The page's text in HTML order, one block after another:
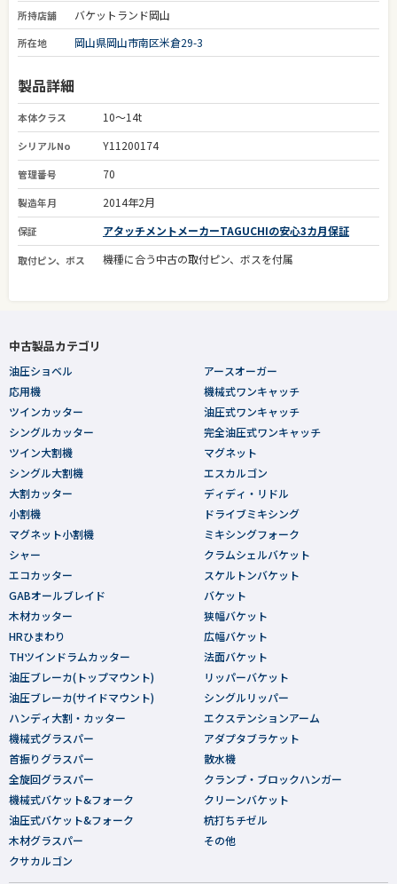
所持店舗 バケットランド岡山
所在地 岡山県岡山市南区米倉29-3
製品詳細
本体クラス 10～14t
シリアルNo Y11200174
管理番号 70
製造年月 2014年2月
保証 アタッチメントメーカーTAGUCHIの安心3カ月保証
取付ピン、ボス 機種に合う中古の取付ピン、ボスを付属
中古製品カテゴリ
油圧ショベル
応用機
ツインカッター
シングルカッター
ツイン大割機
シングル大割機
大割カッター
小割機
マグネット小割機
シャー
エコカッター
GABオールブレイド
木材カッター
HRひまわり
THツインドラムカッター
油圧ブレーカ(トップマウント)
油圧ブレーカ(サイドマウント)
ハンディ大割・カッター
機械式グラスパー
首振りグラスパー
全旋回グラスパー
機械式バケット&フォーク
油圧式バケット&フォーク
木材グラスパー
クサカルゴン
アースオーガー
機械式ワンキャッチ
油圧式ワンキャッチ
完全油圧式ワンキャッチ
マグネット
エスカルゴン
ディディ・リドル
ドライブミキシング
ミキシングフォーク
クラムシェルバケット
スケルトンバケット
バケット
狭幅バケット
広幅バケット
法面バケット
リッパーバケット
シングルリッパー
エクステンションアーム
アダプタブラケット
散水機
クランプ・ブロックハンガー
クリーンバケット
杭打ちチゼル
その他